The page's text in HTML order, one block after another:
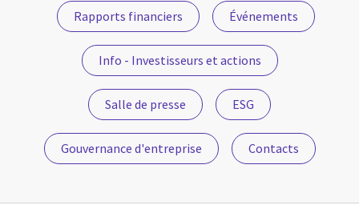
Rapports financiers Événements
Info - Investisseurs et actions
Salle de presse ESG
Gouvernance d'entreprise Contacts